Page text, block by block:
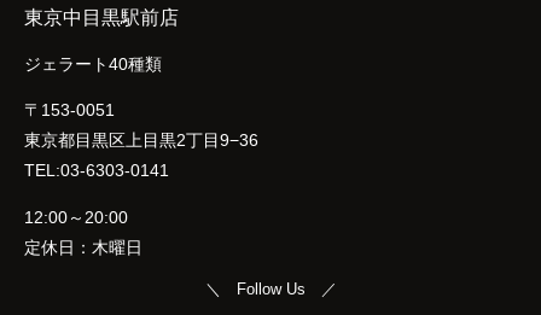
東京中目黒駅前店
ジェラート40種類
〒153-0051
東京都目黒区上目黒2丁目9−36
TEL:03-6303-0141
12:00～20:00
定休日：木曜日
＼ Follow Us ／